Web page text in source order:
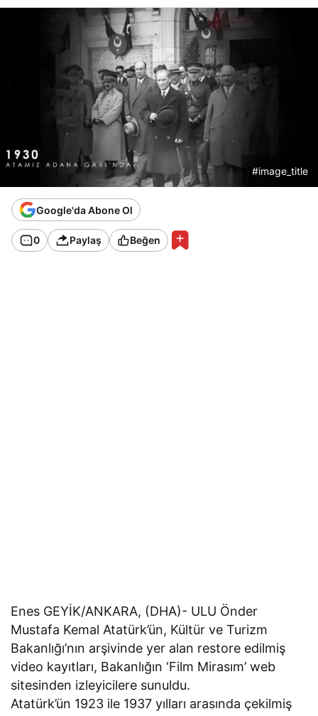
#image_title
Google'da Abone Ol
0 Paylaş Beğen
Enes GEYİK/ANKARA, (DHA)- ULU Önder
Mustafa Kemal Atatürk’ün, Kültür ve Turizm
Bakanlığı’nın arşivinde yer alan restore edilmiş
video kayıtları, Bakanlığın ‘Film Mirasım’ web
sitesinden izleyicilere sunuldu.
Atatürk’ün 1923 ile 1937 yılları arasında çekilmiş